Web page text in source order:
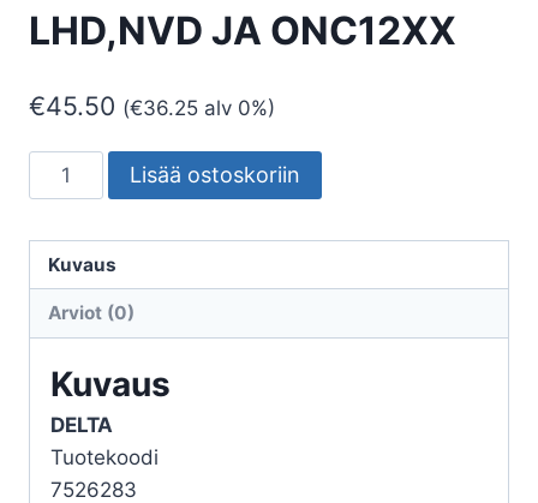
LHD,NVD JA ONC12XX
€45.50 (€36.25 alv 0%)
VAHVISTINTARVIKE
FINNSAT
JAOTIN
LHD,NVD
määrä
Lisää ostoskoriin
Kuvaus
Arviot (0)
Kuvaus
DELTA
Tuotekoodi
7526283